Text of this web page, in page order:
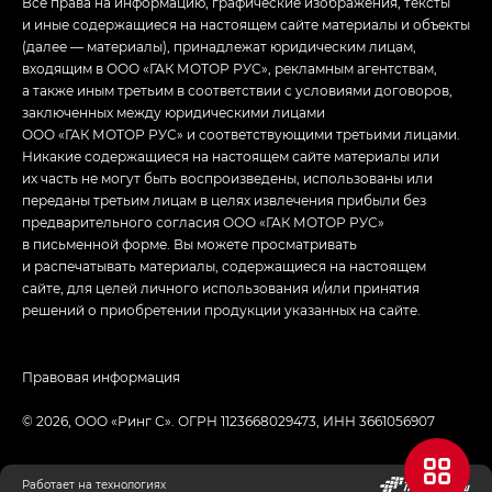
и иные содержащиеся на настоящем сайте материалы и объекты
(далее — материалы), принадлежат юридическим лицам,
входящим в ООО «ГАК МОТОР РУС», рекламным агентствам,
а также иным третьим в соответствии с условиями договоров,
заключенных между юридическими лицами
ООО «ГАК МОТОР РУС» и соответствующими третьими лицами.
Никакие содержащиеся на настоящем сайте материалы или
их часть не могут быть воспроизведены, использованы или
переданы третьим лицам в целях извлечения прибыли без
предварительного согласия ООО «ГАК МОТОР РУС»
в письменной форме. Вы можете просматривать
и распечатывать материалы, содержащиеся на настоящем
сайте, для целей личного использования и/или принятия
решений о приобретении продукции указанных на сайте.
© 2026, ООО «Ринг С». ОГРН 1123668029473, ИНН 3661056907
Правовая информация
Работает на технологиях